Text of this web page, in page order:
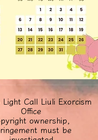
Call Liuli Exorcism
Office
ownership,
must be